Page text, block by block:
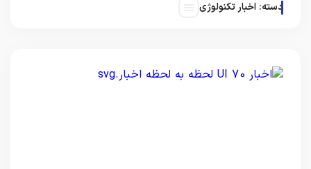
دسته: اخبار تکنولوژی